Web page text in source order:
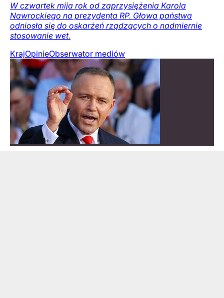
W czwartek mija rok od zaprzysiężenia Karola
Nawrockiego na prezydenta RP. Głowa państwa
odniosła się do oskarżeń rządzących o nadmiernie
stosowanie wet.
KrajOpinieObserwator mediów